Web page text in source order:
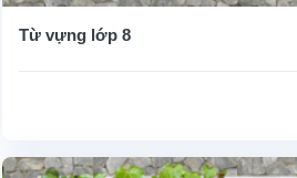
Từ vựng lớp 8